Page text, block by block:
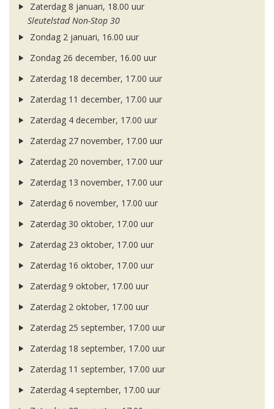
Zaterdag 8 januari, 18.00 uur
Sleutelstad Non-Stop 30
Zondag 2 januari, 16.00 uur
Zondag 26 december, 16.00 uur
Zaterdag 18 december, 17.00 uur
Zaterdag 11 december, 17.00 uur
Zaterdag 4 december, 17.00 uur
Zaterdag 27 november, 17.00 uur
Zaterdag 20 november, 17.00 uur
Zaterdag 13 november, 17.00 uur
Zaterdag 6 november, 17.00 uur
Zaterdag 30 oktober, 17.00 uur
Zaterdag 23 oktober, 17.00 uur
Zaterdag 16 oktober, 17.00 uur
Zaterdag 9 oktober, 17.00 uur
Zaterdag 2 oktober, 17.00 uur
Zaterdag 25 september, 17.00 uur
Zaterdag 18 september, 17.00 uur
Zaterdag 11 september, 17.00 uur
Zaterdag 4 september, 17.00 uur